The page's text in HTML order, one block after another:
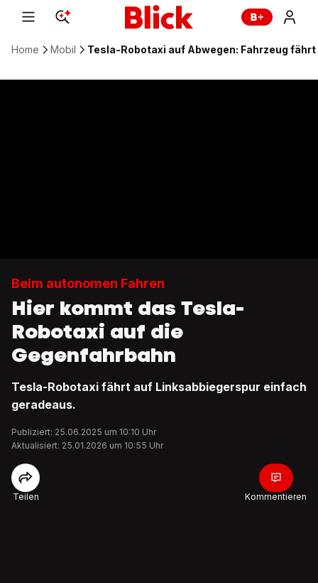
Home Mobil Tesla-Robotaxi auf Abwegen: Fahrzeug
Beim autonomen Fahren
Hier kommt das Tesla-
Robotaxi auf die
Gegenfahrbahn
Tesla-Robotaxi fährt auf Linksabbiegerspur einfach
geradeaus.
Publiziert: 25.06.2025 um 10:10 Uhr
Aktualisiert: 25.01.2026 um 10:55 Uhr
Teilen Kommentieren